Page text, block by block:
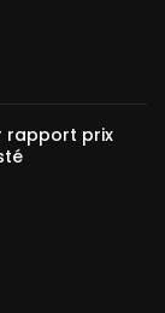
rapport prix